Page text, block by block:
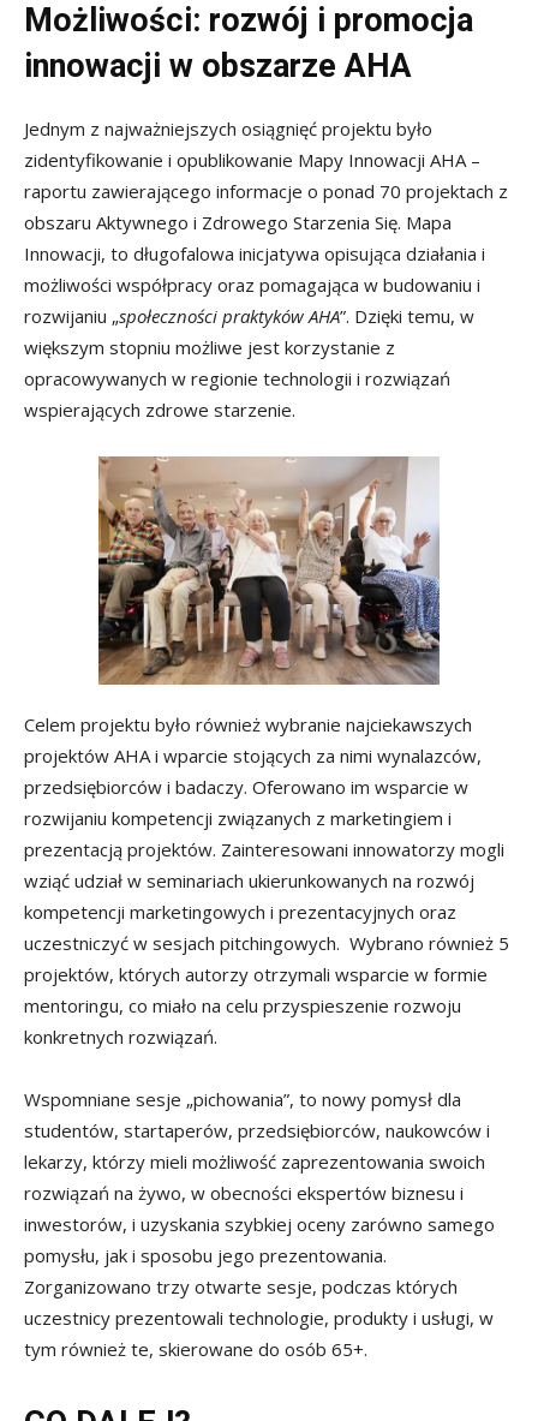
Możliwości: rozwój i promocja
innowacji w obszarze AHA
Jednym z najważniejszych osiągnięć projektu było
zidentyfikowanie i opublikowanie Mapy Innowacji AHA –
raportu zawierającego informacje o ponad 70 projektach z
obszaru Aktywnego i Zdrowego Starzenia Się. Mapa
Innowacji, to długofalowa inicjatywa opisująca działania i
możliwości współpracy oraz pomagająca w budowaniu i
rozwijaniu „społeczności praktyków AHA”. Dzięki temu, w
większym stopniu możliwe jest korzystanie z
opracowywanych w regionie technologii i rozwiązań
wspierających zdrowe starzenie.
Celem projektu było również wybranie najciekawszych
projektów AHA i wparcie stojących za nimi wynalazców,
przedsiębiorców i badaczy. Oferowano im wsparcie w
rozwijaniu kompetencji związanych z marketingiem i
prezentacją projektów. Zainteresowani innowatorzy mogli
wziąć udział w seminariach ukierunkowanych na rozwój
kompetencji marketingowych i prezentacyjnych oraz
uczestniczyć w sesjach pitchingowych. Wybrano również 5
projektów, których autorzy otrzymali wsparcie w formie
mentoringu, co miało na celu przyspieszenie rozwoju
konkretnych rozwiązań.
Wspomniane sesje „pichowania”, to nowy pomysł dla
studentów, startaperów, przedsiębiorców, naukowców i
lekarzy, którzy mieli możliwość zaprezentowania swoich
rozwiązań na żywo, w obecności ekspertów biznesu i
inwestorów, i uzyskania szybkiej oceny zarówno samego
pomysłu, jak i sposobu jego prezentowania.
Zorganizowano trzy otwarte sesje, podczas których
uczestnicy prezentowali technologie, produkty i usługi, w
tym również te, skierowane do osób 65+.